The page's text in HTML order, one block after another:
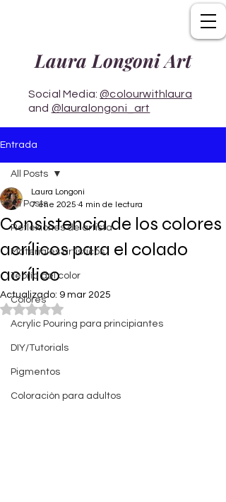
Laura Longoni Art
Social Media:@colourwithlaura
and @lauralongoni_art
Entrada
All Posts
Reflexiones de artista
Materiales artísticos
Teoría del color
Colores
Acrylic Pouring para principiantes
DIY/Tutorials
Pigmentos
Coloraciòn para adultos
All Posts
Consistencia de los colores
acrílicos para el colado
acrílico
Laura Longoni
7 ene 2025 4 min de lectura
Actualizado: 9 mar 2025
Obtuvo NaN de 5 estrellas.